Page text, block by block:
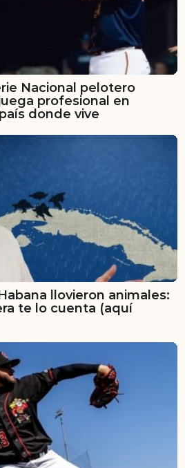
Nacional pelotero
profesional en
donde vive
llovieron animales:
te lo cuenta (aquí